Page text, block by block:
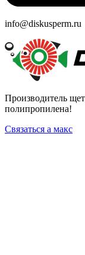
info@diskusperm.ru
Производитель
полипропилена!
Связаться а макс